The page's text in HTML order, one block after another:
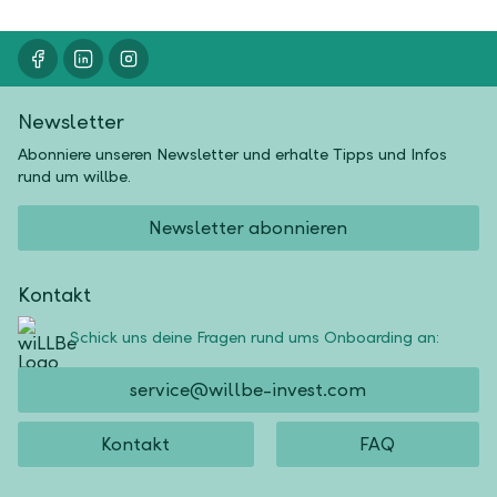
Newsletter
Abonniere unseren Newsletter und erhalte Tipps und Infos
rund um willbe.
Newsletter abonnieren
Kontakt
Schick uns deine Fragen rund ums Onboarding an:
service@willbe-invest.com
Kontakt FAQ